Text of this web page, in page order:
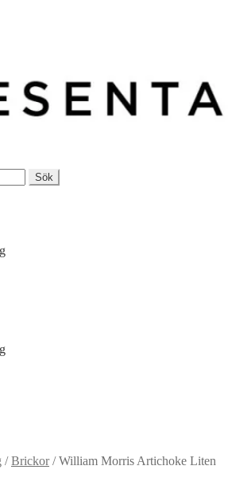
Sök
/Brickor/William Morris Artichoke Liten